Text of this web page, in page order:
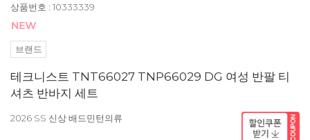
상품번호 : 10333339
브랜드
테크니스트 TNT66027 TNP66029 DG 여성 반팔 티
셔츠 반바지 세트
2026 SS 신상 배드민턴의류